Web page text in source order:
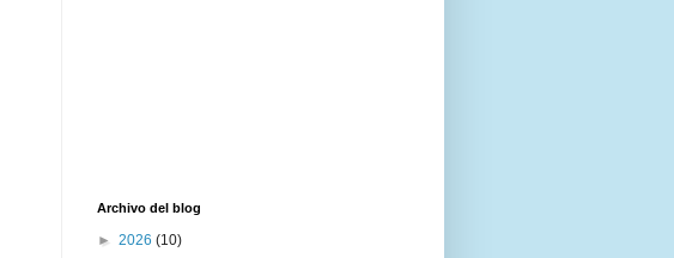
Archivo del blog
► 2026 (10)